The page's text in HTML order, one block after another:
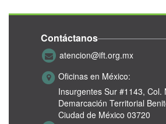
Contáctanos
atencion@ift.org.mx
Oficinas en México:
Insurgentes Sur #1143, Col.
Demarcación Territorial
Ciudad de México 03720